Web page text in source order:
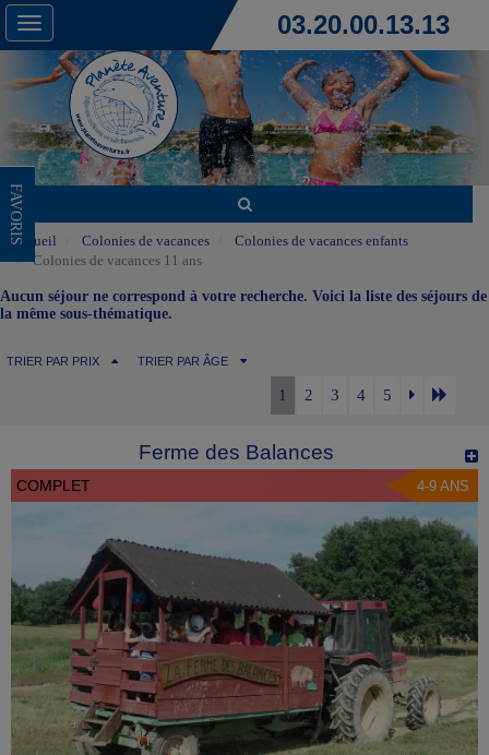
Toggle
navigation
03.20.00.13.13
FAVORIS
Accueil Colonies de vacances
Colonies de vacances enfants
Colonies de vacances 11 ans
Aucun séjour ne correspond à votre recherche. Voici la liste des séjours de
la même sous-thématique.
TRIER PAR PRIX TRIER PAR ÂGE
1 2 3 4 5
Ferme des Balances
COMPLET 4-9 ANS